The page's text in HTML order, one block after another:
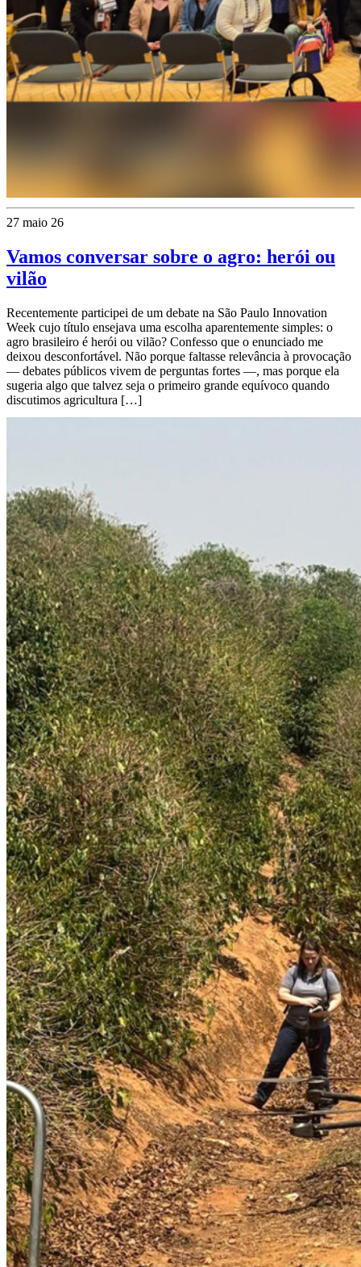
27 maio 26
Vamos conversar sobre o agro: herói ou
vilão
Recentemente participei de um debate na São Paulo Innovation
Week cujo título ensejava uma escolha aparentemente simples: o
agro brasileiro é herói ou vilão? Confesso que o enunciado me
deixou desconfortável. Não porque faltasse relevância à provocação
— debates públicos vivem de perguntas fortes —, mas porque ela
sugeria algo que talvez seja o primeiro grande equívoco quando
discutimos agricultura […]